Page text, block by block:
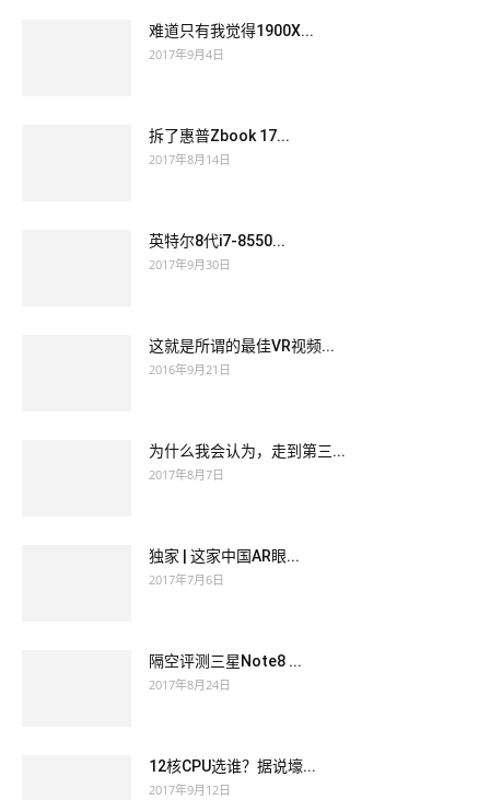
难道只有我觉得1900X...
2017年9月4日
拆了惠普Zbook 17...
2017年8月14日
英特尔8代i7-8550...
2017年9月30日
这就是所谓的最佳VR视频...
2016年9月21日
为什么我会认为，走到第三...
2017年8月7日
独家 | 这家中国AR眼...
2017年7月6日
隔空评测三星Note8 ...
2017年8月24日
12核CPU选谁？据说壕...
2017年9月12日